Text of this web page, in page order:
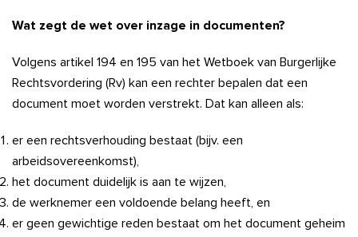
Wat zegt de wet over inzage in documenten?
Volgens artikel 194 en 195 van het Wetboek van Burgerlijke
Rechtsvordering (Rv) kan een rechter bepalen dat een
document moet worden verstrekt. Dat kan alleen als:
er een rechtsverhouding bestaat (bijv. een
arbeidsovereenkomst),
het document duidelijk is aan te wijzen,
de werknemer een voldoende belang heeft, en
er geen gewichtige reden bestaat om het document geheim